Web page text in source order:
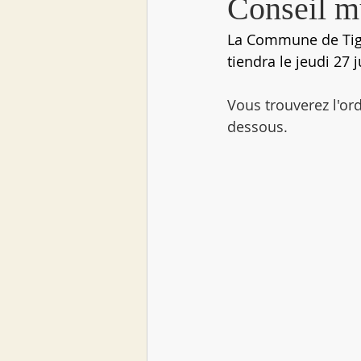
Conseil
La Commune de
tiendra le jeudi 27
Vous trouverez
dessous.